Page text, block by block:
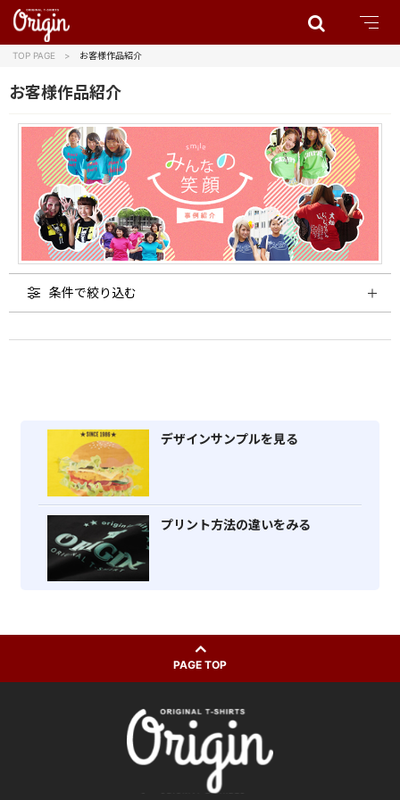
TOP PAGE お客様作品紹介
お客様作品紹介
条件で絞り込む
デザインサンプルを見る
プリント方法の違いをみる
PAGE TOP